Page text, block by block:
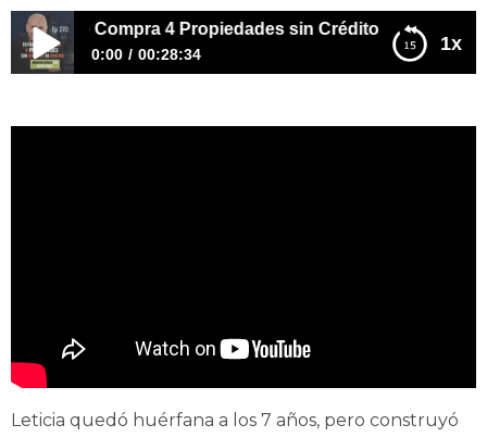
1x
Compra 4 Propiedades sin Crédito ni Dinero
0:00 00:28:34
Leticia quedó huérfana a los 7 años, pero construyó